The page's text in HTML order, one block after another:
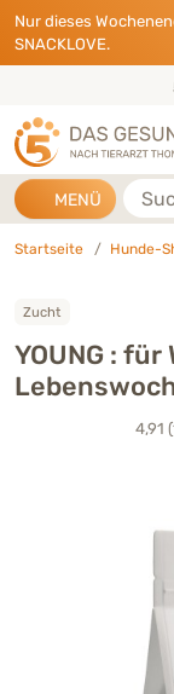
Direkt zu:
INHALT
HAUPTMENÜ
FOOTER
Nur dieses
SNACKLOVE.
50+ Jahre
MENÜ Suche
Startseite Hunde-
Zucht
YOUNG : für
4,91